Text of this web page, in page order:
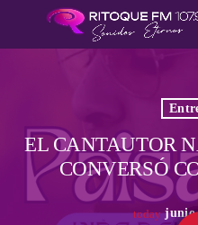
EL CANTAUTOR
CONVERSÓ
today junio